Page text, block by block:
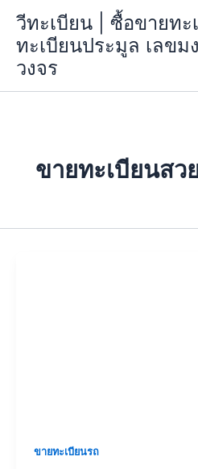
content
วีทะเบียน | ซื้อขายทะ
ทะเบียนประมูล เลขม
วงจร
ขายทะเบียนสว
ขายทะเบียนรถ